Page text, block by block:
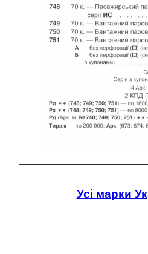
Усі марки